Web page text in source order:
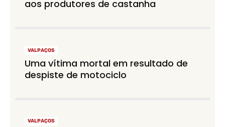
aos produtores de castanha
VALPAÇOS
Uma vítima mortal em resultado de
despiste de motociclo
VALPAÇOS